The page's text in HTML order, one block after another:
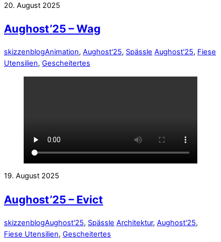
20. August 2025
Aughost’25 – Wag
skizzenblogAnimation, Aughost'25, Spässle Aughost'25, Fiese
Utensilien, Gescheitertes
19. August 2025
Aughost’25 – Evict
skizzenblogAughost'25, Spässle Architektur, Aughost'25,
Fiese Utensilien, Gescheitertes